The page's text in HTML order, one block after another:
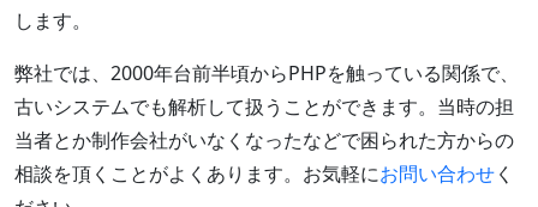
します。
弊社では、2000年台前半頃からPHPを触っている関係で、
古いシステムでも解析して扱うことができます。当時の担
当者とか制作会社がいなくなったなどで困られた方からの
相談を頂くことがよくあります。お気軽にお問い合わせく